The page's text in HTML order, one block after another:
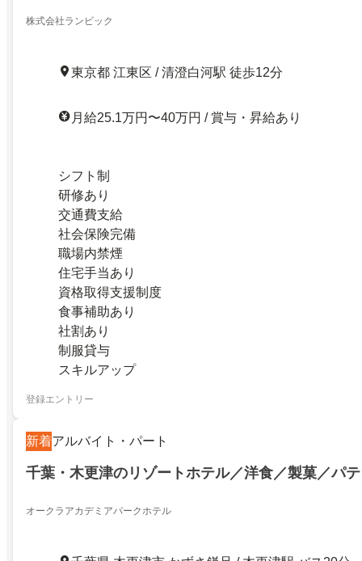
株式会社ランビック
東京都 江東区 / 清澄白河駅 徒歩12分
月給25.1万円〜40万円 / 賞与・昇給あり
シフト制
研修あり
交通費支給
社会保険完備
職場内禁煙
住宅手当あり
資格取得支援制度
食事補助あり
社割あり
制服貸与
スキルアップ
登録エントリー
新着アルバイト・パート
千葉・木更津のリゾートホテル／洋食／製菓／パ
オークラアカデミアパークホテル